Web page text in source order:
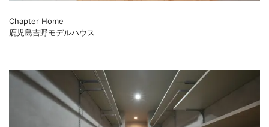
Chapter Home
鹿児島吉野モデルハウス